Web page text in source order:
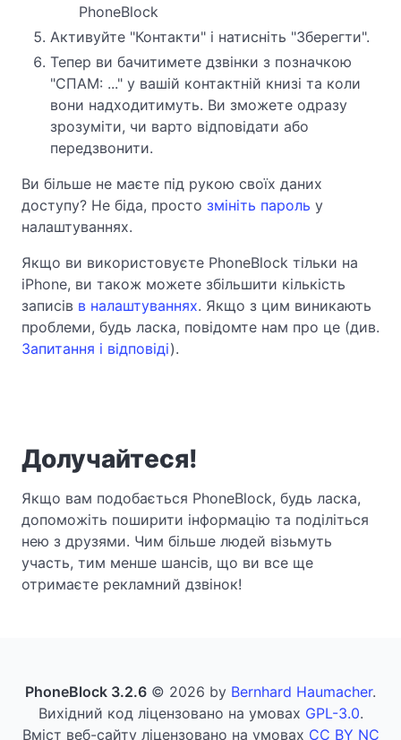
PhoneBlock
Активуйте "Контакти" і натисніть "Зберегти".
Тепер ви бачитимете дзвінки з позначкою
"СПАМ: ..." у вашій контактній книзі та коли
вони надходитимуть. Ви зможете одразу
зрозуміти, чи варто відповідати або
передзвонити.
Ви більше не маєте під рукою своїх даних
доступу? Не біда, просто змініть пароль у
налаштуваннях.
Якщо ви використовуєте PhoneBlock тільки на
iPhone, ви також можете збільшити кількість
записів в налаштуваннях. Якщо з цим виникають
проблеми, будь ласка, повідомте нам про це (див.
Запитання і відповіді).
Долучайтеся!
Якщо вам подобається PhoneBlock, будь ласка,
допоможіть поширити інформацію та поділіться
нею з друзями. Чим більше людей візьмуть
участь, тим менше шансів, що ви все ще
отримаєте рекламний дзвінок!
PhoneBlock 3.2.6 © 2026 by Bernhard Haumacher.
Вихідний код ліцензовано на умовах GPL-3.0.
Вміст веб-сайту ліцензовано на умовах CC BY NC